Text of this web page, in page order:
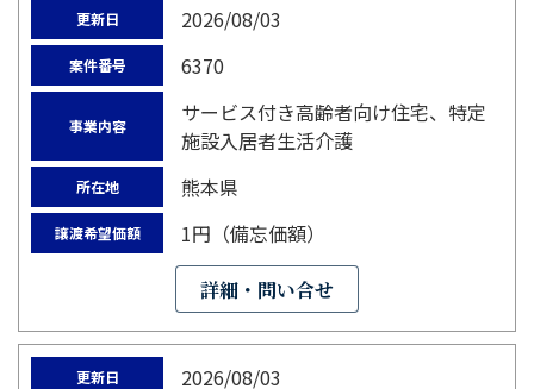
更新日 2026/08/03
案件番号 6370
事業内容
サービス付き高齢者向け住宅、特定
施設入居者生活介護
所在地 熊本県
譲渡希望価額 1円（備忘価額）
詳細・問い合せ
更新日 2026/08/03